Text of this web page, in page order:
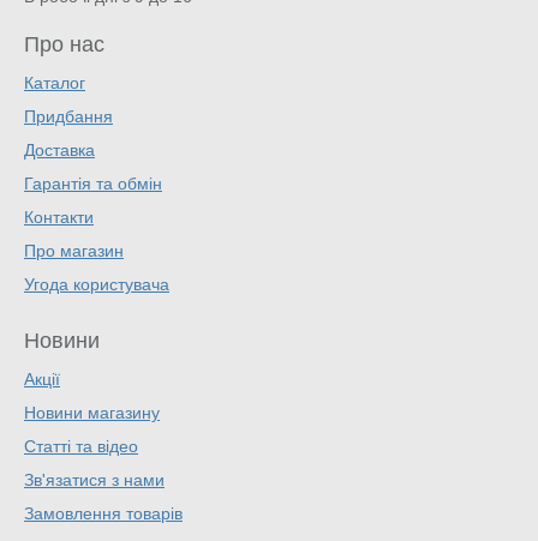
Про нас
Каталог
Придбання
Доставка
Гарантія та обмін
Контакти
Про магазин
Угода користувача
Новини
Акції
Новини магазину
Статті та відео
Зв'язатися з нами
Замовлення товарів